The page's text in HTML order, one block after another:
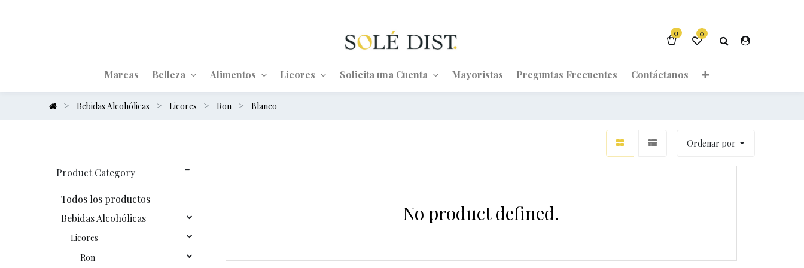
0 0
Marcas Belleza Alimentos Licores Solicita una Cuenta Mayoristas Preguntas Frecuentes Contáctanos
Bebidas Alcohólicas Licores Ron Blanco
Ordenar por
Product Category
Todos los productos
Bebidas Alcohólicas
Licores
Ron
No product defined.